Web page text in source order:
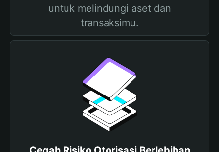
untuk melindungi aset dan
transaksimu.